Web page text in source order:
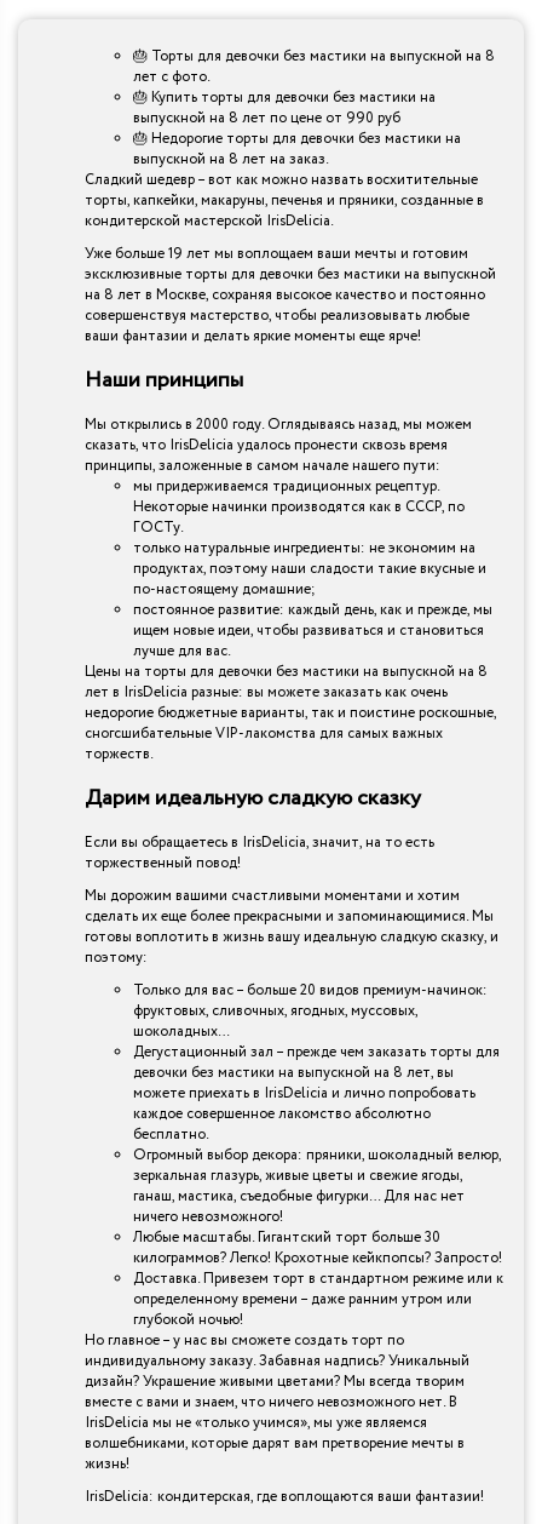
🎂 Торты для девочки без мастики на выпускной на 8
лет с фото.
🎂 Купить торты для девочки без мастики на
выпускной на 8 лет по цене от 990 руб
🎂 Недорогие торты для девочки без мастики на
выпускной на 8 лет на заказ.
Сладкий шедевр – вот как можно назвать восхитительные
торты, капкейки, макаруны, печенья и пряники, созданные в
кондитерской мастерской IrisDelicia.
Уже больше 19 лет мы воплощаем ваши мечты и готовим
эксклюзивные торты для девочки без мастики на выпускной
на 8 лет в Москве, сохраняя высокое качество и постоянно
совершенствуя мастерство, чтобы реализовывать любые
ваши фантазии и делать яркие моменты еще ярче!
Наши принципы
Мы открылись в 2000 году. Оглядываясь назад, мы можем
сказать, что IrisDelicia удалось пронести сквозь время
принципы, заложенные в самом начале нашего пути:
мы придерживаемся традиционных рецептур.
Некоторые начинки производятся как в СССР, по
ГОСТу.
только натуральные ингредиенты: не экономим на
продуктах, поэтому наши сладости такие вкусные и
по-настоящему домашние;
постоянное развитие: каждый день, как и прежде, мы
ищем новые идеи, чтобы развиваться и становиться
лучше для вас.
Цены на торты для девочки без мастики на выпускной на 8
лет в IrisDelicia разные: вы можете заказать как очень
недорогие бюджетные варианты, так и поистине роскошные,
сногсшибательные VIP-лакомства для самых важных
торжеств.
Дарим идеальную сладкую сказку
Если вы обращаетесь в IrisDelicia, значит, на то есть
торжественный повод!
Мы дорожим вашими счастливыми моментами и хотим
сделать их еще более прекрасными и запоминающимися. Мы
готовы воплотить в жизнь вашу идеальную сладкую сказку, и
поэтому:
Только для вас – больше 20 видов премиум-начинок:
фруктовых, сливочных, ягодных, муссовых,
шоколадных…
Дегустационный зал – прежде чем заказать торты для
девочки без мастики на выпускной на 8 лет, вы
можете приехать в IrisDelicia и лично попробовать
каждое совершенное лакомство абсолютно
бесплатно.
Огромный выбор декора: пряники, шоколадный велюр,
зеркальная глазурь, живые цветы и свежие ягоды,
ганаш, мастика, съедобные фигурки… Для нас нет
ничего невозможного!
Любые масштабы. Гигантский торт больше 30
килограммов? Легко! Крохотные кейкпопсы? Запросто!
Доставка. Привезем торт в стандартном режиме или к
определенному времени – даже ранним утром или
глубокой ночью!
Но главное – у нас вы сможете создать торт по
индивидуальному заказу. Забавная надпись? Уникальный
дизайн? Украшение живыми цветами? Мы всегда творим
вместе с вами и знаем, что ничего невозможного нет. В
IrisDelicia мы не «только учимся», мы уже являемся
волшебниками, которые дарят вам претворение мечты в
жизнь!
IrisDelicia: кондитерская, где воплощаются ваши фантазии!